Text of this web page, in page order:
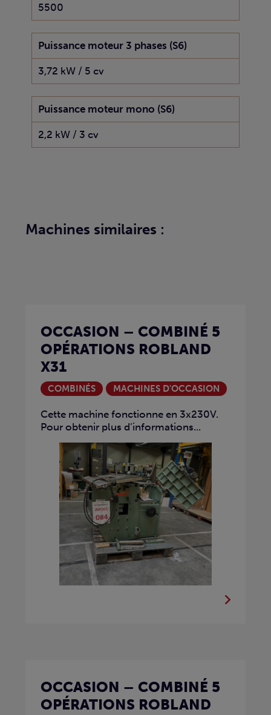
5500
Puissance moteur 3 phases (S6)
3,72 kW / 5 cv
Puissance moteur mono (S6)
2,2 kW / 3 cv
Machines similaires :
OCCASION – COMBINÉ 5
OPÉRATIONS ROBLAND
X31
COMBINÉS MACHINES D'OCCASION
Cette machine fonctionne en 3x230V.
Pour obtenir plus d’informations...
OCCASION – COMBINÉ 5
OPÉRATIONS ROBLAND